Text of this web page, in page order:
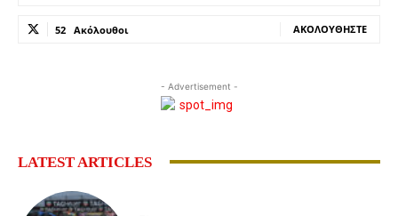
52 Ακόλουθοι ΑΚΟΛΟΥΘΉΣΤΕ
- Advertisement -
LATEST ARTICLES